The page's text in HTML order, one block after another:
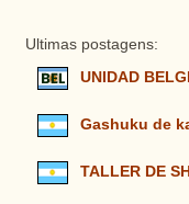
Ultimas postagens:
UNIDAD
Gashuku de
TALLER DE